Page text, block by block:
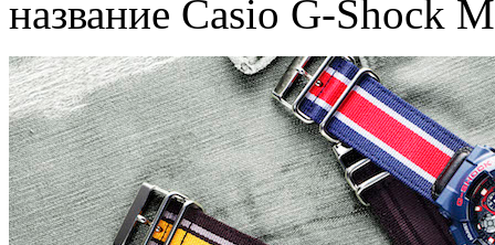
название Casio G-Shock